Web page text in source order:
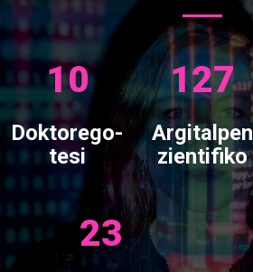
10
Doktorego-
tesi
127
Argitalpen
zientifiko
23